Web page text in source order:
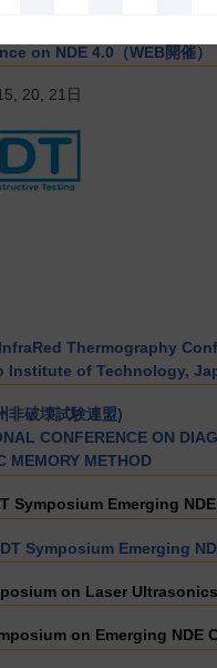
on NDE 4.0（WEB開催）
20, 21日
Thermography
of Technology,
非破壊試験連盟)
CONFERENCE ON
MEMORY METHOD
Symposium Emerging
Symposium Emerging
on Laser
on Emerging NDE